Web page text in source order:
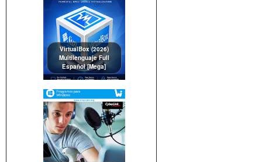
VirtualBox (2026)
Multilenguaje Full
Español [Mega]